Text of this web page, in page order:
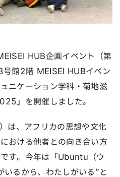
HUB企画イベント（第
号館2階 MEISEI HUBイベン
ニケーション学科・菊地滋
」を開催しました。
、アフリカの思想や文化
おける他者との向き合い方
す。今年は「Ubuntu（ウ
るから、わたしがいる”と